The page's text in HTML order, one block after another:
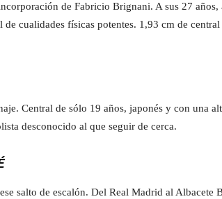
de Fabricio Brignani. A sus 27 años,
cualidades físicas potentes. 1,93 cm de
Central de sólo 19 años, japonés y con una
desconocido al que seguir de cerca.
salto de escalón. Del Real Madrid al Albacete